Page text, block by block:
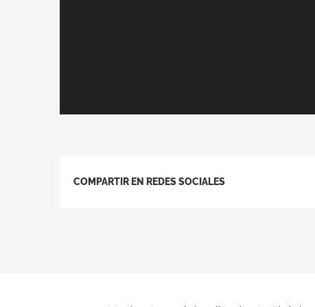
COMPARTIR EN REDES SOCIALES